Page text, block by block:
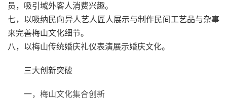
员，吸引域外客人消费兴趣。
七，以吸纳民向异人艺人匠人展示与制作民间工艺品与杂事
来完善梅山文化细节。
八，以梅山传统婚庆礼仪表演展示婚庆文化。
三大创新突破
一，梅山文化集合创新